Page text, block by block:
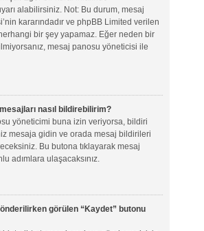
alabilirsiniz. Not: Bu durum, mesaj
kararındadır ve phpBB Limited verilen
bir şey yapamaz. Eğer neden bir
mesaj panosu yöneticisi ile
nasıl bildirebilirim?
yöneticimi buna izin veriyorsa, bildiri
mesaja gidin ve orada mesaj bildirileri
Bu butona tıklayarak mesaj
adımlara ulaşacaksınız.
görülen “Kaydet” butonu